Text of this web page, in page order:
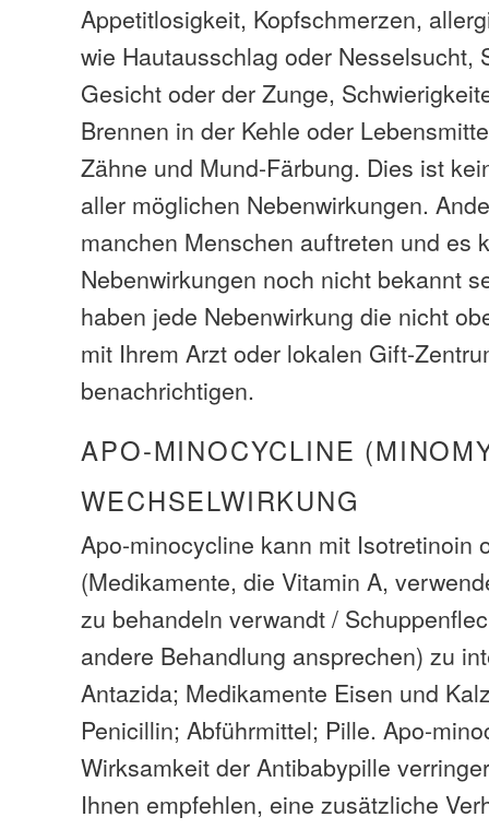
Appetitlosigkeit, Kopfschmerzen,
wie Hautausschlag oder Nesselsucht,
Gesicht oder der Zunge,
Brennen in der Kehle oder
Zähne und Mund-Färbung. Dies ist
aller möglichen Nebenwirkungen.
manchen Menschen auftreten und es
Nebenwirkungen noch nicht bekannt
haben jede Nebenwirkung die nicht
mit Ihrem Arzt oder lokalen Gift-
benachrichtigen.
APO-MINOCYCLINE
WECHSELWIRKUNG
Apo-minocycline kann mit Isotretinoin
(Medikamente, die Vitamin A,
zu behandeln verwandt /
andere Behandlung ansprechen) zu
Antazida; Medikamente Eisen und
Penicillin; Abführmittel; Pille. Apo-
Wirksamkeit der Antibabypille
Ihnen empfehlen, eine zusätzliche